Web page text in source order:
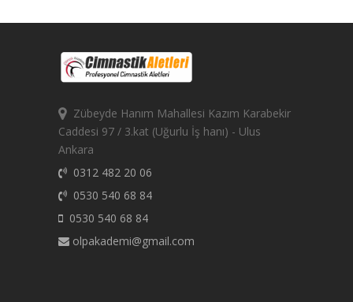
Zübeyde Hanım Mahallesi Kazım Karabekir
Caddesi 97 / 3.kat (Uğurlu İş hanı) - Ulus
Ankara
0312 482 20 06
0530 540 68 84
0530 540 68 84
olpakademi@gmail.com